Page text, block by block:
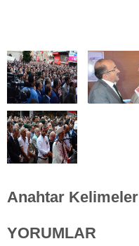
Anahtar Kelimeler
YORUMLAR